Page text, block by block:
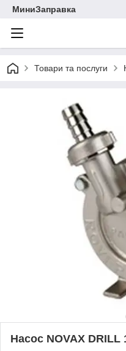
МиниЗаправка
Товари та послуги
Насос NOVAX DRILL